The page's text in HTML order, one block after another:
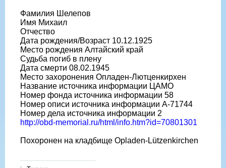
Фамилия Шелепов
Имя Михаил
Отчество
Дата рождения/Возраст 10.12.1925
Место рождения Алтайский край
Судьба погиб в плену
Дата смерти 08.02.1945
Место захоронения Опладен-Лютценкирхен
Название источника информации ЦАМО
Номер фонда источника информации 58
Номер описи источника информации A-71744
Номер дела источника информации 2
http://obd-memorial.ru/html/info.htm?id=70801301
Похоронен на кладбище Opladen-Lützenkirchen